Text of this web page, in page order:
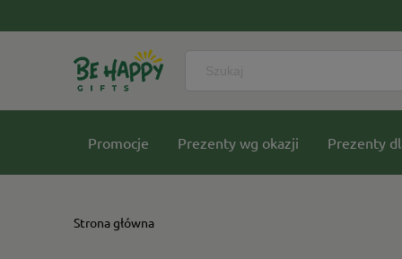
Promocje Prezenty wg okazji Prezenty
Strona główna